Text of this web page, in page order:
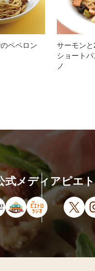
ペペロン
サーモン
ショート
ノ
式メディア
公式サイト（新しいウィン
トロオンラインストア（
ピエトロホームタウン
ピエトロラジオ
ピエ
X（新